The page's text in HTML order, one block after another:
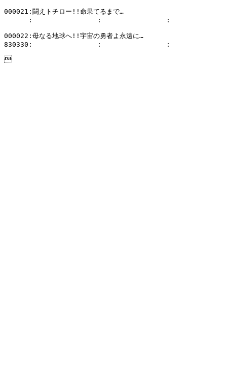
000021:闘えトチロー!!命果てるまで…
:                :                :
000022:母なる地球へ!!宇宙の勇者よ永遠に…
